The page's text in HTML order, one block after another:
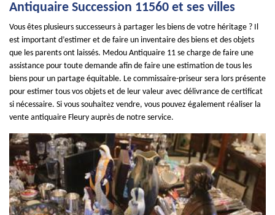
Antiquaire Succession 11560 et ses villes
Vous êtes plusieurs successeurs à partager les biens de votre héritage ? Il
est important d’estimer et de faire un inventaire des biens et des objets
que les parents ont laissés. Medou Antiquaire 11 se charge de faire une
assistance pour toute demande afin de faire une estimation de tous les
biens pour un partage équitable. Le commissaire-priseur sera lors présente
pour estimer tous vos objets et de leur valeur avec délivrance de certificat
si nécessaire. Si vous souhaitez vendre, vous pouvez également réaliser la
vente antiquaire Fleury auprès de notre service.